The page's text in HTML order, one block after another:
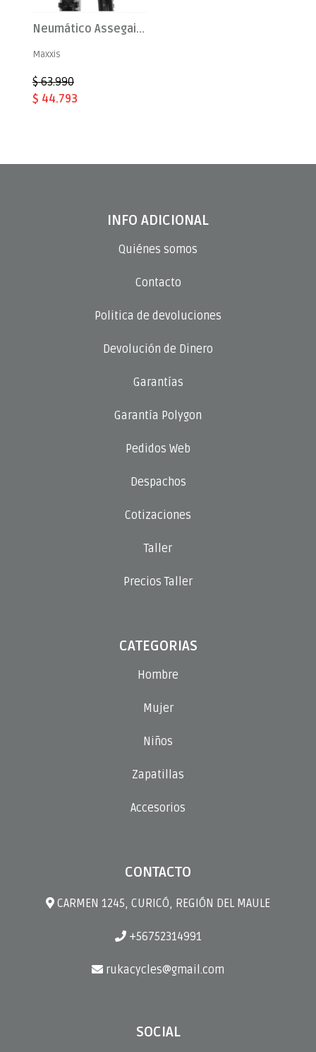
Neumático Assegai 29x2.5 TR EXO+ WT 3C MT (K)
Maxxis
$ 63.990
$ 44.793
INFO ADICIONAL
Quiénes somos
Contacto
Politica de devoluciones
Devolución de Dinero
Garantías
Garantía Polygon
Pedidos Web
Despachos
Cotizaciones
Taller
Precios Taller
CATEGORIAS
Hombre
Mujer
Niños
Zapatillas
Accesorios
CONTACTO
CARMEN 1245, CURICÓ, REGIÓN DEL MAULE
+56752314991
rukacycles@gmail.com
SOCIAL